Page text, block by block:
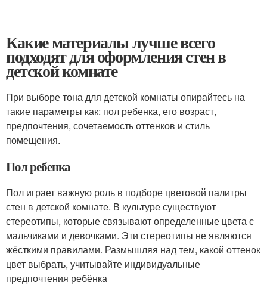
Какие материалы лучше всего
подходят для оформления стен в
детской комнате
При выборе тона для детской комнаты опирайтесь на
такие параметры как: пол ребенка, его возраст,
предпочтения, сочетаемость оттенков и стиль
помещения.
Пол ребенка
Пол играет важную роль в подборе цветовой палитры
стен в детской комнате. В культуре существуют
стереотипы, которые связывают определенные цвета с
мальчиками и девочками. Эти стереотипы не являются
жёсткими правилами. Размышляя над тем, какой оттенок
цвет выбрать, учитывайте индивидуальные
предпочтения ребёнка